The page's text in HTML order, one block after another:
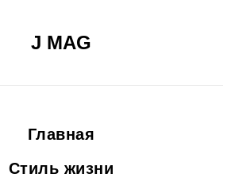
J MAG
Главная
Стиль жизни